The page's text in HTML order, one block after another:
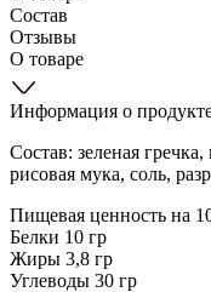
Состав
Отзывы
О товаре
Информация о
Состав: зеленая
рисовая мука, соль,
Пищевая ценность на
Белки 10 гр
Жиры 3,8 гр
Углеводы 30 гр